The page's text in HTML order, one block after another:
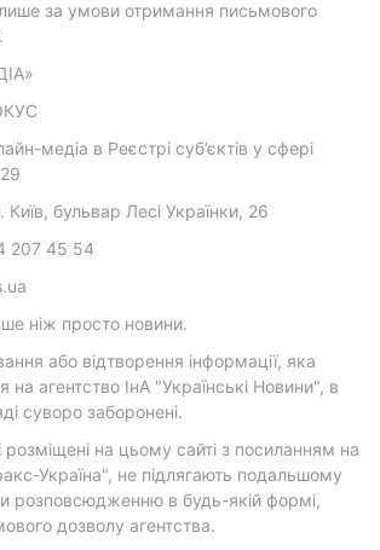
за умови отримання письмового
медіа в Реєстрі суб’єктів у сфері
бульвар Лесі Українки, 26
207 45 54
ніж просто новини.
або відтворення інформації, яка
на агентство ІнА "Українські Новини", в
суворо заборонені.
розміщені на цьому сайті з посиланням на
Україна", не підлягають подальшому
розповсюдженню в будь-якій формі,
дозволу агентства.